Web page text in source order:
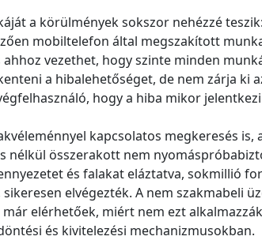
a körülmények sokszor nehézzé
mobiltelefon által megszakított
vezethet, hogy szinte minden
a hibalehetőséget, de nem zárja ki
hogy a hiba mikor
kapcsolatos megkeresés
nélkül összerakott nem
és falakat eláztatva, sokmillió
elvégezték. A nem szakmabeli
elérhetőek, miért nem ezt
és kivitelezési mechanizmusokban.